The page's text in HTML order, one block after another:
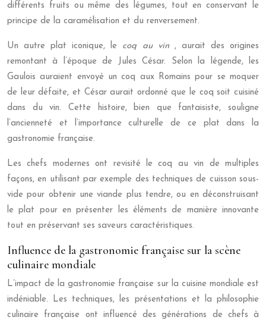
différents fruits ou même des légumes, tout en conservant le
principe de la caramélisation et du renversement.
Un autre plat iconique, le coq au vin , aurait des origines
remontant à l’époque de Jules César. Selon la légende, les
Gaulois auraient envoyé un coq aux Romains pour se moquer
de leur défaite, et César aurait ordonné que le coq soit cuisiné
dans du vin. Cette histoire, bien que fantaisiste, souligne
l’ancienneté et l’importance culturelle de ce plat dans la
gastronomie française.
Les chefs modernes ont revisité le coq au vin de multiples
façons, en utilisant par exemple des techniques de cuisson sous-
vide pour obtenir une viande plus tendre, ou en déconstruisant
le plat pour en présenter les éléments de manière innovante
tout en préservant ses saveurs caractéristiques.
Influence de la gastronomie française sur la scène
culinaire mondiale
L’impact de la gastronomie française sur la cuisine mondiale est
indéniable. Les techniques, les présentations et la philosophie
culinaire française ont influencé des générations de chefs à